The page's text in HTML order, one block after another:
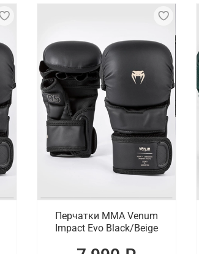
Перчатки ММА Venum
Impact Evo Black/Beige